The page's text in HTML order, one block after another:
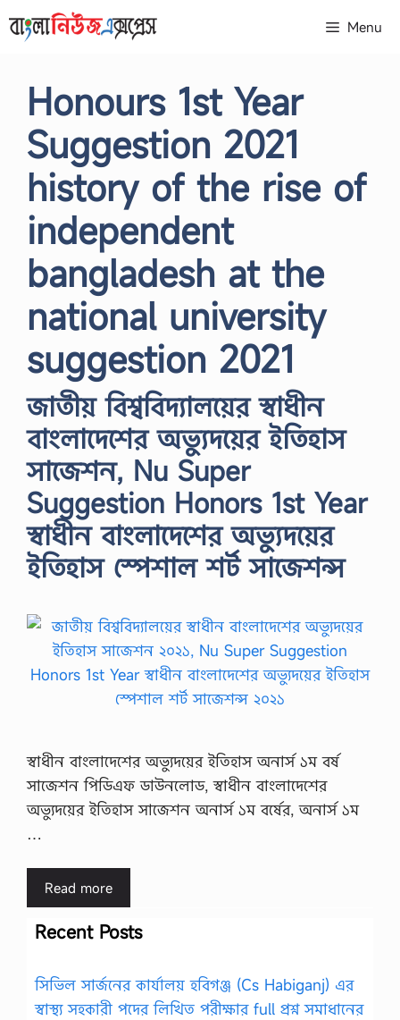
to
Menu
Honours 1st Year
Suggestion 2021
history of the rise of
independent
bangladesh at the
national university
suggestion 2021
জাতীয় বিশ্ববিদ্যালয়ের স্বাধীন
বাংলাদেশের অভ্যুদয়ের ইতিহাস
সাজেশন, Nu Super
Suggestion Honors 1st Year
স্বাধীন বাংলাদেশের অভ্যুদয়ের
ইতিহাস স্পেশাল শর্ট সাজেশন্স
স্বাধীন বাংলাদেশের অভ্যুদয়ের ইতিহাস অনার্স ১ম বর্ষ
সাজেশন পিডিএফ ডাউনলোড, স্বাধীন বাংলাদেশের
অভ্যুদয়ের ইতিহাস সাজেশন অনার্স ১ম বর্ষের, অনার্স ১ম
…
Read more
Recent Posts
সিভিল সার্জনের কার্যালয় হবিগঞ্জ (Cs Habiganj) এর
স্বাস্থ্য সহকারী পদের লিখিত পরীক্ষার full প্রশ্ন সমাধানের